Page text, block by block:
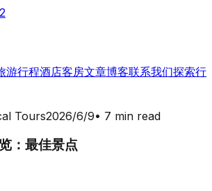
游行程酒店客房文章博客联系我们探索行
Tours2026/6/9• 7 min read
：最佳景点